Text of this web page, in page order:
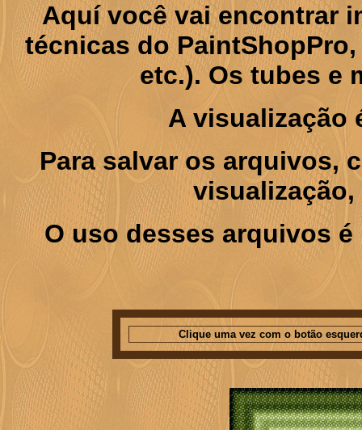
Aquí você vai encontrar
técnicas do
etc.). Os tubes e
A visualização
Para salvar os arquivos,
O uso desses arquivos
Clique uma vez com o botão